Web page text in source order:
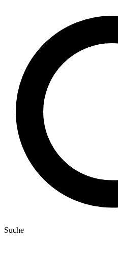
Suche